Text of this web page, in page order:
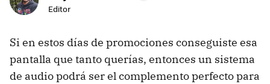
Editor
Si en estos días de promociones conseguiste esa
pantalla que tanto querías, entonces un sistema
de audio podrá ser el complemento perfecto para